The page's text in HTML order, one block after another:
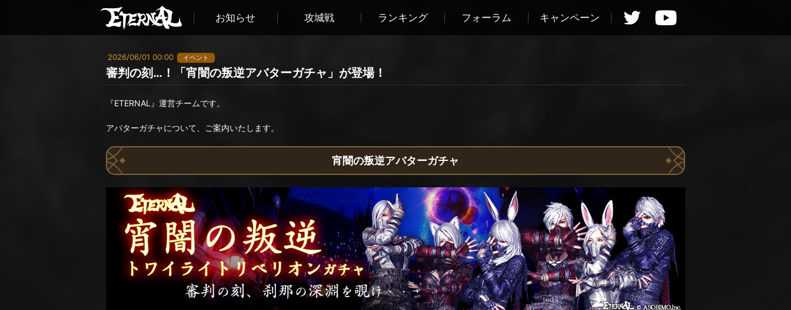
お知らせ 攻城戦 ランキング フォーラム キャンペーン
2026/06/01 00:00 イベント
審判の刻…！「宵闇の叛逆アバターガチャ」が登場！
『ETERNAL』運営チームです。
アバターガチャについて、ご案内いたします。
宵闇の叛逆アバターガチャ